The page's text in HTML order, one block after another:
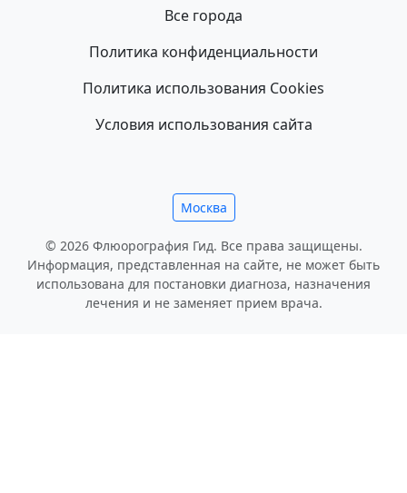
Все города
Политика конфиденциальности
Политика использования Cookies
Условия использования сайта
Москва
© 2026 Флюорография Гид. Все права защищены.
Информация, представленная на сайте, не может быть
использована для постановки диагноза, назначения
лечения и не заменяет прием врача.